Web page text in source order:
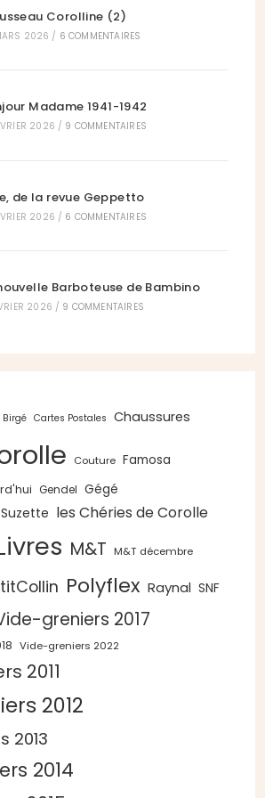
Corolline (2)
2026 / 6 COMMENTAIRES
Madame 1941-1942
2026 / 9 COMMENTAIRES
de la revue Geppetto
2026 / 6 COMMENTAIRES
Barboteuse de Bambino
2026 / 9 COMMENTAIRES
Birgé Cartes Postales Chaussures
Couture Famosa
Gendel Gégé
les Chéries de Corolle
M&T M&T décembre
Polyflex Raynal SNF
greniers 2017
Vide-greniers 2022
2011
2012
2013
2014